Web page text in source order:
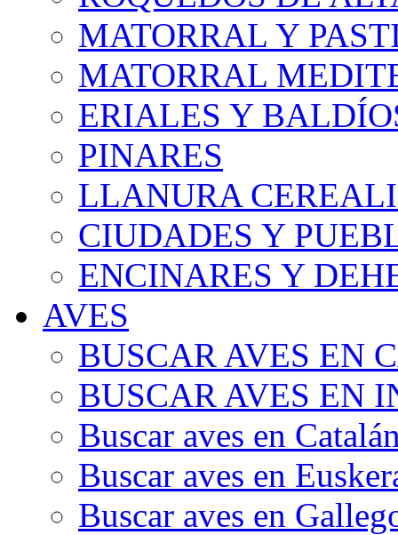
MATORRAL Y
MATORRAL
ERIALES Y
PINARES
LLANURA
CIUDADES Y
ENCINARES Y
AVES
BUSCAR AVES EN
BUSCAR AVES EN
Buscar aves en
Buscar aves en
Buscar aves en